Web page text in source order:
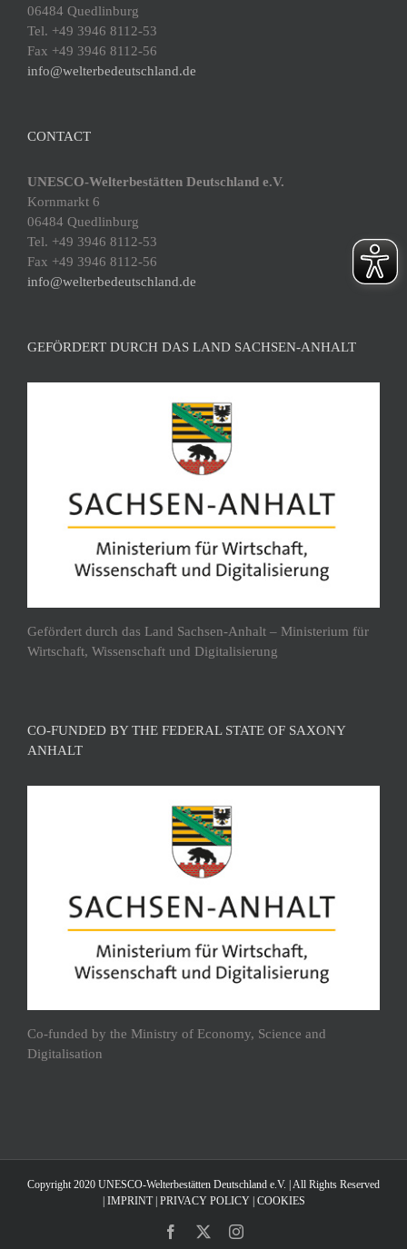
06484 Quedlinburg
Tel. +49 3946 8112-53
Fax +49 3946 8112-56
info@welterbedeutschland.de
CONTACT
UNESCO-Welterbestätten Deutschland e.V.
Kornmarkt 6
06484 Quedlinburg
Tel. +49 3946 8112-53
Fax +49 3946 8112-56
info@welterbedeutschland.de
GEFÖRDERT DURCH DAS LAND SACHSEN-ANHALT
Gefördert durch das Land Sachsen-Anhalt – Ministerium für
Wirtschaft, Wissenschaft und Digitalisierung
CO-FUNDED BY THE FEDERAL STATE OF SAXONY
ANHALT
Co-funded by the Ministry of Economy, Science and
Digitalisation
Copyright 2020 UNESCO-Welterbestätten Deutschland e.V. | All Rights Reserved
IMPRINT| PRIVACY POLICY| COOKIES
Facebook Instagram